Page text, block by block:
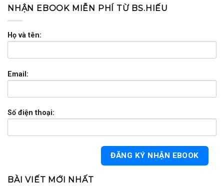
NHẬN EBOOK MIỄN PHÍ TỪ BS.HIẾU
Họ và tên:
Email:
Số điện thoại:
BÀI VIẾT MỚI NHẤT